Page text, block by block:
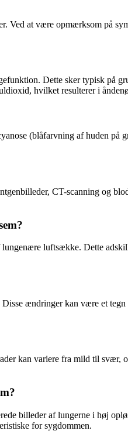
Ved at være opmærksom på
Dette sker typisk på
hvilket resulterer i
(blåfarvning af huden på
CT-scanning og
luftsække. Dette
ændringer kan være et
kan variere fra mild til
billeder af lungerne i høj
for sygdommen.